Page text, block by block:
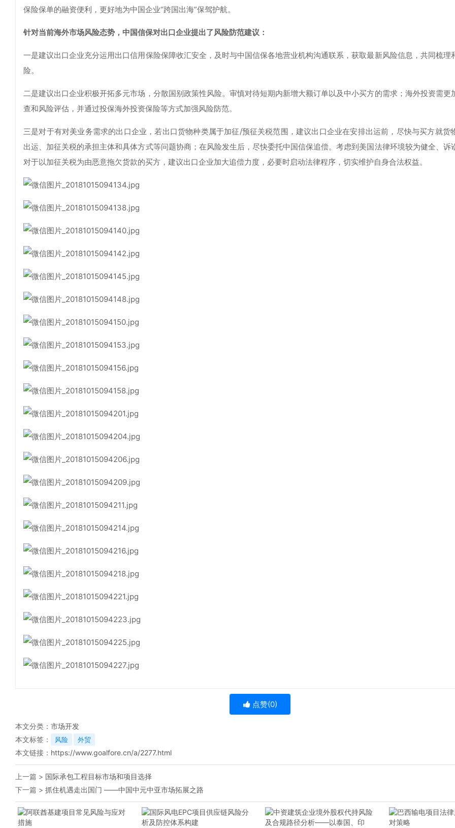
保险保单的融资便利，更好地为中国企业“跨国出海”保驾护航。
针对当前海外市场风险态势，中国信保对出口企业提出了风险防范建议：
一是建议出口企业充分运用出口信用保险保障收汇安全，及时与中国信保各地营业机构沟通联系，获取最新风险信息，共同梳理
险。
二是建议出口企业积极开拓多元市场，分散国别政策性风险。审慎对待短期内新增大额订单以及中小买方的需求；海外投资需更
查和风险评估，并通过投保海外投资保险等方式加强风险防范。
三是对于有对美业务需求的出口企业，若出口货物种类属于加征/预征关税范围，建议出口企业在安排出运前，尽快与买方就货
出运、加征关税的承担主体和具体方式等问题协商；在风险发生后，尽快委托中国信保追偿。考虑到美国法律环境较为健全、诉
对于以加征关税为由恶意拖欠货款的买方，建议出口企业加大追偿力度，必要时启动法律程序，切实维护自身合法权益。
点赞(0)
本文分类： 市场开发
本文标签：
风险 外贸
本文链接： https://www.goalfore.cn/a/2277.html
上一篇 > 国际承包工程目标市场和项目选择
下一篇 > 抓住机遇走出国门 ——中国中元中亚市场拓展之路